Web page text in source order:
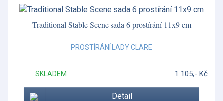
Traditional Stable Scene sada 6 prostírání 11x9 cm
PROSTÍRÁNÍ LADY CLARE
SKLADEM 1 105,- Kč
Detail